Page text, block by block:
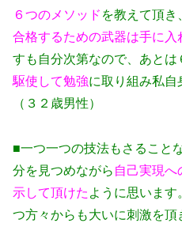
６つのメソッド を教えて頂き
合格するための武器は手に入
すも自分次第なので、あとは
駆使して勉強に取り組み私自
（３２歳男性）
■一つ一つの技法もさること
分を見つめながら 自己実現へ
示して頂けた ように思いま
つ方々からも大いに刺激を頂